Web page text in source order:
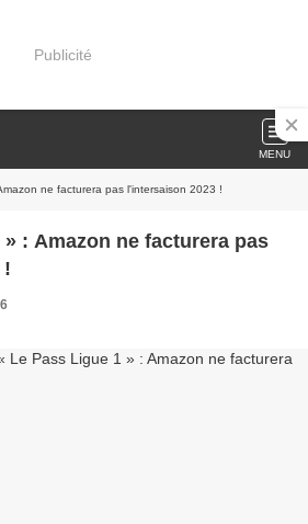
Publicité
MENU
ne facturera pas l'intersaison 2023 !
: Amazon ne facturera pas
!